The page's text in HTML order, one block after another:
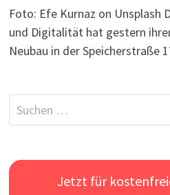
Foto: Efe Kurnaz on Unsplash
und Digitalität hat gestern
Neubau in der Speicherstraße
Suchen
nach:
Jetzt für